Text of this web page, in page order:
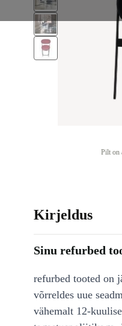
Pilt on
Kirjeldus
Sinu refurbed
refurbed tooted on
võrreldes uue
vähemalt 12-